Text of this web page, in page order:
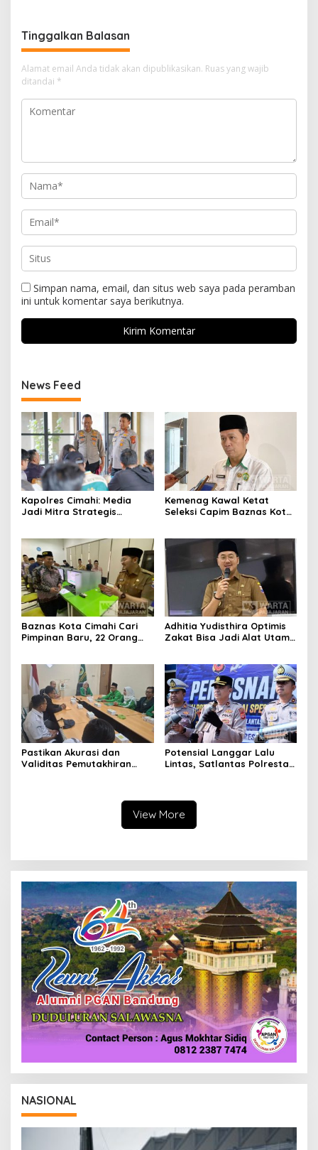
Tinggalkan Balasan
Alamat email Anda tidak akan dipublikasikan. Ruas yang wajib
ditandai *
Simpan nama, email, dan situs web saya pada peramban
ini untuk komentar saya berikutnya.
News Feed
Kapolres Cimahi: Media
Jadi Mitra Strategis
Kemenag Kawal Ketat
Seleksi Capim Baznas Kota
Berintegritas
Baznas Kota Cimahi Cari
Pimpinan Baru, 22 Orang
Adhitia Yudisthira Optimis
Zakat Bisa Jadi Alat Utama
Pastikan Akurasi dan
Validitas Pemutakhiran
Potensial Langgar Lalu
Lintas, Satlantas Polresta
View More
NASIONAL